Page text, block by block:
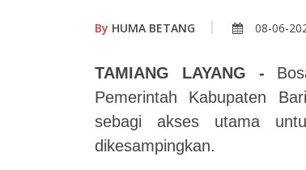
By HUMA BETANG 08-06-
TAMIANG LAYANG -
Pemerintah Kabupaten
sebagi akses utama
dikesampingkan.